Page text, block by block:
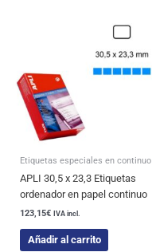
Etiquetas especiales en continuo
APLI 30,5 x 23,3 Etiquetas
ordenador en papel continuo
123,15€ IVA incl.
Añadir al carrito